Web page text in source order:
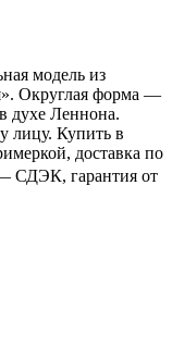
модель из
Округлая форма —
духе Леннона.
лицу. Купить в
доставка по
СДЭК, гарантия от